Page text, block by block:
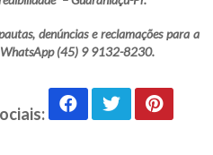
denúncias e reclamações para a
WhatsApp (45) 9 9132-8230.